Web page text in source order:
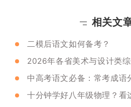
相关文
二模后语文如何备考？
2026年各省美术与设计类
中高考语文必备：常考成语
十分钟学好八年级物理？看